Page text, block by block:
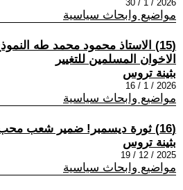
2026 / 1 / 30
مواضيع وابحاث سياسية
(15) الاستاذ محمود محمد طه
الاخوان المسلمين للتغيير
بثينة تروس
2026 / 1 / 16
مواضيع وابحاث سياسية
(16) ثورة ديسمبر! ضمير شعب محب للسلام
بثينة تروس
2025 / 12 / 19
مواضيع وابحاث سياسية